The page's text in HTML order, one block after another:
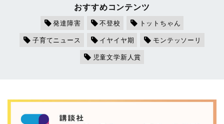
おすすめコンテンツ
発達障害 不登校
トットちゃん
子育てニュース
イヤイヤ期
モンテッソーリ
児童文学新人賞